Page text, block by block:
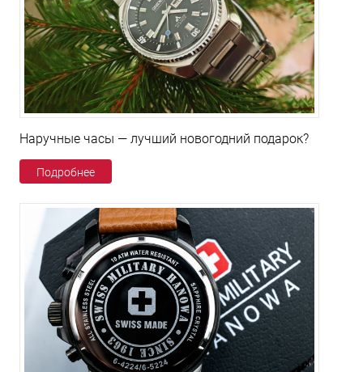
Наручные часы — лучший новогодний подарок?
Подробнее